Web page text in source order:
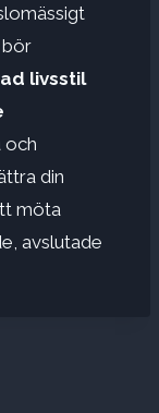
bör
livsstil
och
din
möta
avslutade